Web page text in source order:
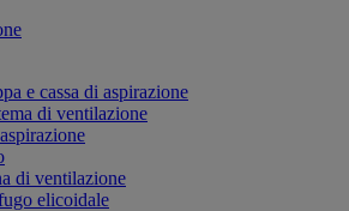
e cassa di aspirazione
di ventilazione
di ventilazione
elicoidale